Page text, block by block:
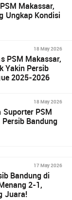
Makassar,
Ungkap Kondisi
18 May 2026
PSM Makassar,
Yakin Persib
2025-2026
18 May 2026
Suporter PSM
Bandung
17 May 2026
Bandung di
2-1,
Juara!